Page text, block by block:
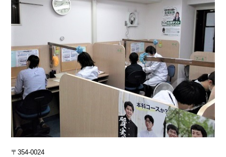
〒354-0024